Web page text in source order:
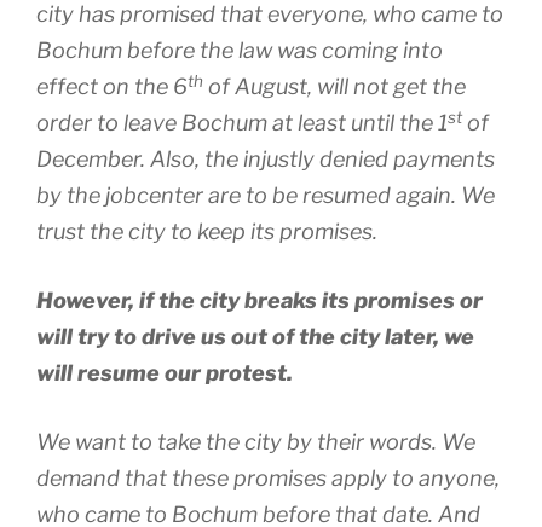
city has promised that everyone, who came to
Bochum before the law was coming into
effect on the 6th of August, will not get the
order to leave Bochum at least until the 1stof
December. Also, the injustly denied payments
by the jobcenter are to be resumed again. We
trust the city to keep its promises.
However, if the city breaks its promises or
will try to drive us out of the city later, we
will resume our protest.
We want to take the city by their words. We
demand that these promises apply to anyone,
who came to Bochum before that date. And